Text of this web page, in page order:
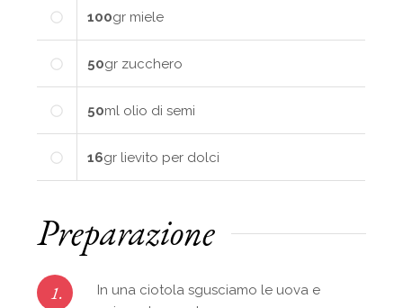
100gr miele
50gr zucchero
50ml olio di semi
16gr lievito per dolci
Preparazione
1.
In una ciotola sgusciamo le uova e